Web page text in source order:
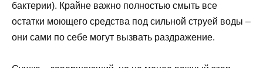
бактерии). Крайне важно полностью смыть все
остатки моющего средства под сильной струей воды –
они сами по себе могут вызвать раздражение.